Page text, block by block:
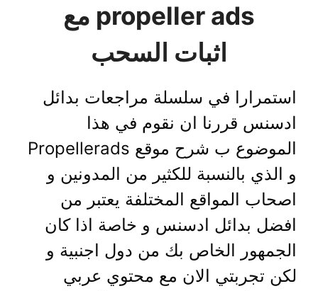
propeller ads مع
اثبات السحب
استمرارا في سلسلة مراجعات بدائل
ادسنس قررنا ان نقوم في هذا
الموضوع ب شرح موقع Propellerads
و الذي بالنسبة للكثير من المدونين و
اصحاب المواقع المختلفة يعتبر من
افضل بدائل ادسنس و خاصة اذا كان
الجمهور الخاص بك من دول اجنبية و
لكن تجربتي الان مع محتوي عربي